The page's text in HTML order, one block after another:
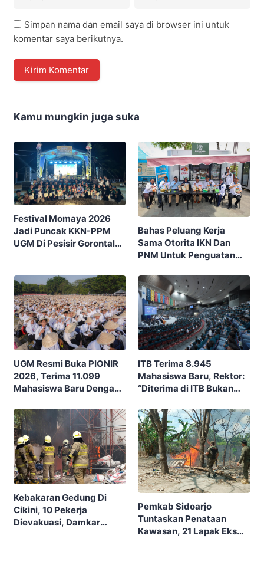
Simpan nama dan email saya di browser ini untuk
komentar saya berikutnya.
Kamu mungkin juga suka
Festival Momaya 2026
Jadi Puncak KKN-PPM
UGM Di Pesisir Gorontalo,
Bahas Peluang Kerja
Sama Otorita IKN Dan
PNM Untuk Penguatan
Nusantara
UGM Resmi Buka PIONIR
2026, Terima 11.099
Mahasiswa Baru Dengan
Membangun Bangsa”
ITB Terima 8.945
Mahasiswa Baru, Rektor:
“Diterima di ITB Bukan
Kebakaran Gedung Di
Cikini, 10 Pekerja
Dievakuasi, Damkar
Pemkab Sidoarjo
Tuntaskan Penataan
Kawasan, 21 Lapak Eks